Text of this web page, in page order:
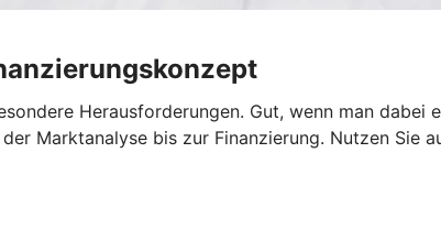
Herausforderungen. Gut, wenn man dabei
Marktanalyse bis zur Finanzierung. Nutzen Sie